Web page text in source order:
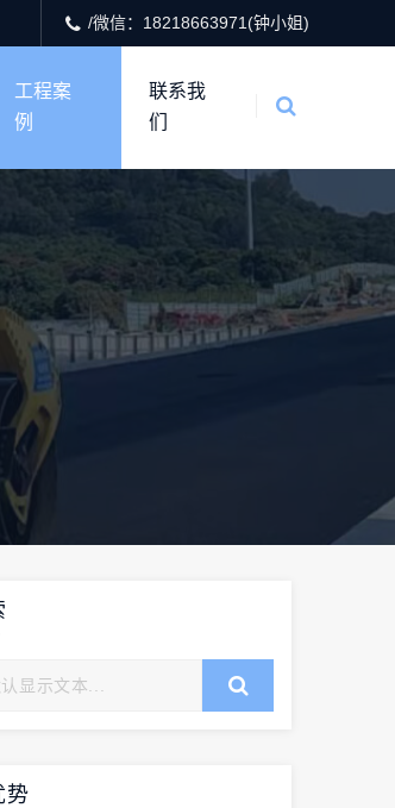
/微信：18218663971(钟小姐)
工程案
例
联系我
们
势